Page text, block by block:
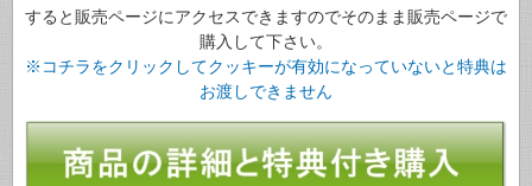
すると販売ページにアクセスできますのでそのまま販売ページで
購入して下さい。
※コチラをクリックしてクッキーが有効になっていないと特典は
お渡しできません